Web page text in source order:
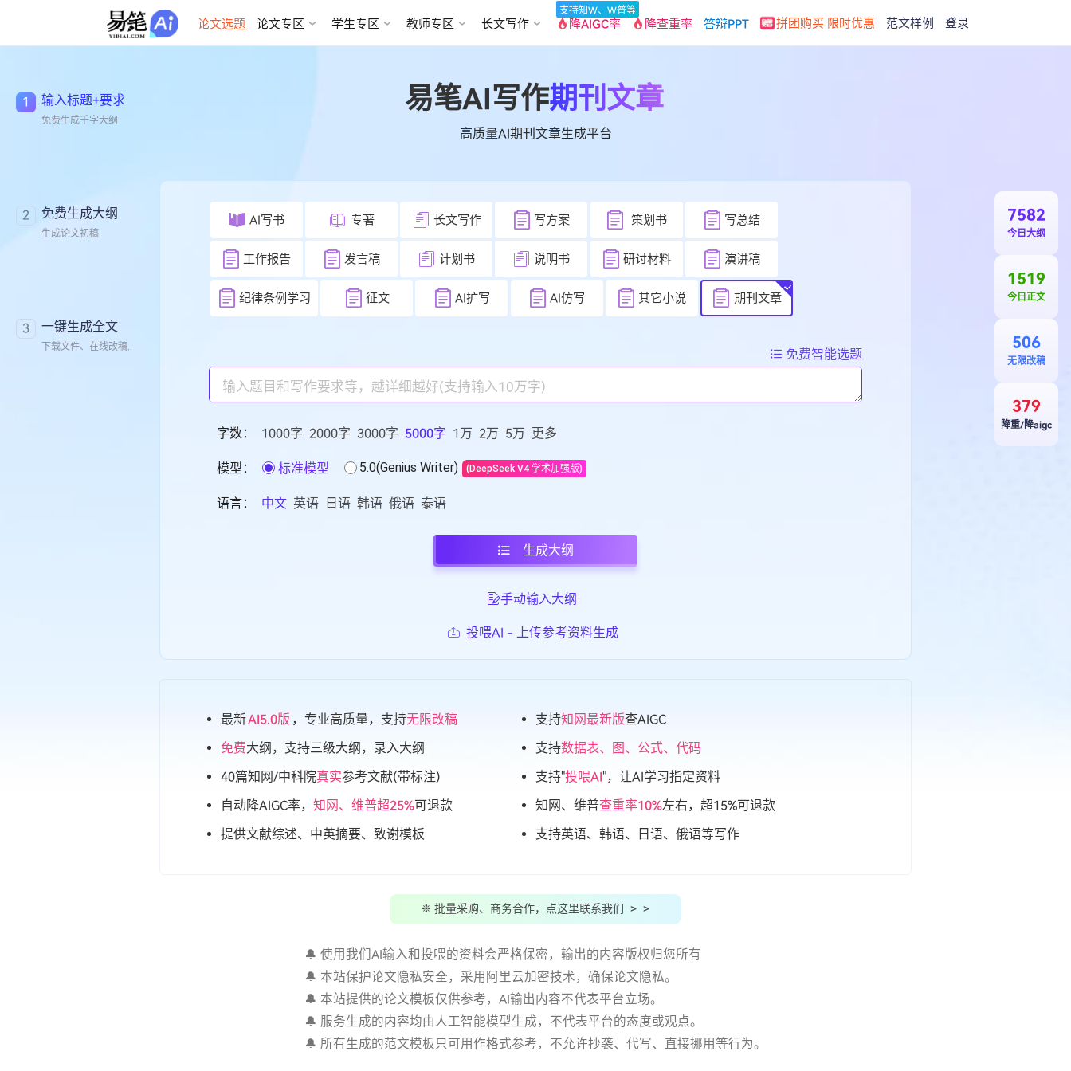
AI论文写作 论文选题 论文专区 学生专区 教师专区 长文写作
支持知W、W普等
降AIGC率 降查重率 答辩PPT 拼团购买 限时优惠 范文样例 登录
易笔AI写作期刊文章
高质量AI期刊文章生成平台
AI写书 专著 长文写作 写方案 策划书 写总结
工作报告 发言稿 计划书 说明书 研讨材料 演讲稿
纪律条例学习 征文 AI扩写 AI仿写 其它小说 期刊文章
免费智能选题
字数： 1000字 2000字 3000字 5000字 1万 2万 5万 更多
模型： 标准模型 5.0(Genius Writer) (DeepSeek V4 学术加强版)
语言： 中文 英语 日语 韩语 俄语 泰语
生成大纲
手动输入大纲
投喂AI - 上传参考资料生成
最新AI5.0版 ，专业高质量，支持无限改稿 支持知网最新版查AIGC
免费大纲，支持三级大纲，录入大纲 支持数据表、图、公式、代码
40篇知网/中科院真实参考文献(带标注) 支持"投喂AI"，让AI学习指定资料
自动降AIGC率， 知网、维普超25%可退款 知网、维普查重率10%左右，超15%可退款
提供文献综述、中英摘要、致谢模板
支持英语、韩语、日语、俄语等写作
❉ 批量采购、商务合作，点这里联系我们 > >
🔔 使用我们AI输入和投喂的资料会严格保密，输出的内容版权归您所有
🔔 本站保护论文隐私安全，采用阿里云加密技术，确保论文隐私。
🔔 本站提供的论文模板仅供参考，AI输出内容不代表平台立场。
🔔 服务生成的内容均由人工智能模型生成，不代表平台的态度或观点。
🔔 所有生成的范文模板只可用作格式参考，不允许抄袭、代写、直接挪用等行为。
1 输入标题+要求
免费生成千字大纲
2 免费生成大纲
生成论文初稿
3 一键生成全文
下载文件、在线改稿..
7582
今日大纲
1519
今日正文
506
无限改稿
379
降重/降aigc